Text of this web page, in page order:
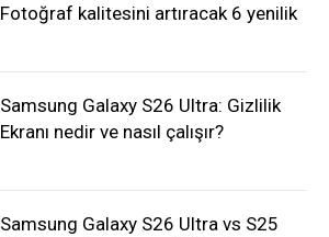
Fotoğraf kalitesini artıracak 6 yenilik
Samsung Galaxy S26 Ultra: Gizlilik
Ekranı nedir ve nasıl çalışır?
Samsung Galaxy S26 Ultra vs S25